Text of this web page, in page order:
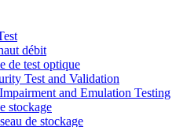
débit
de test optique
Test and Validation
and Emulation Testing
stockage
de stockage